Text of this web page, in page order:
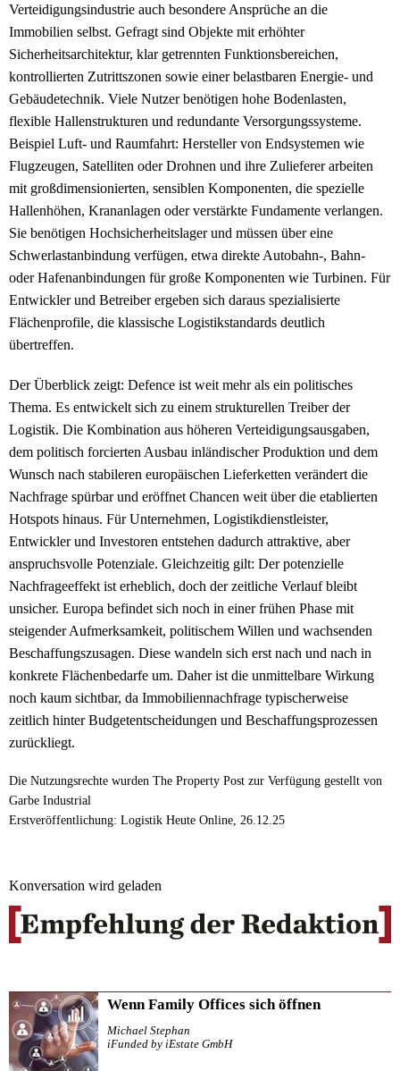
Verteidigungsindustrie auch besondere Ansprüche an die
Immobilien selbst. Gefragt sind Objekte mit erhöhter
Sicherheitsarchitektur, klar getrennten Funktionsbereichen,
kontrollierten Zutrittszonen sowie einer belastbaren Energie- und
Gebäudetechnik. Viele Nutzer benötigen hohe Bodenlasten,
flexible Hallenstrukturen und redundante Versorgungssysteme.
Beispiel Luft- und Raumfahrt: Hersteller von Endsystemen wie
Flugzeugen, Satelliten oder Drohnen und ihre Zulieferer arbeiten
mit großdimensionierten, sensiblen Komponenten, die spezielle
Hallenhöhen, Krananlagen oder verstärkte Fundamente verlangen.
Sie benötigen Hochsicherheitslager und müssen über eine
Schwerlastanbindung verfügen, etwa direkte Autobahn-, Bahn-
oder Hafenanbindungen für große Komponenten wie Turbinen. Für
Entwickler und Betreiber ergeben sich daraus spezialisierte
Flächenprofile, die klassische Logistikstandards deutlich
übertreffen.
Der Überblick zeigt: Defence ist weit mehr als ein politisches
Thema. Es entwickelt sich zu einem strukturellen Treiber der
Logistik. Die Kombination aus höheren Verteidigungsausgaben,
dem politisch forcierten Ausbau inländischer Produktion und dem
Wunsch nach stabileren europäischen Lieferketten verändert die
Nachfrage spürbar und eröffnet Chancen weit über die etablierten
Hotspots hinaus. Für Unternehmen, Logistikdienstleister,
Entwickler und Investoren entstehen dadurch attraktive, aber
anspruchsvolle Potenziale. Gleichzeitig gilt: Der potenzielle
Nachfrageeffekt ist erheblich, doch der zeitliche Verlauf bleibt
unsicher. Europa befindet sich noch in einer frühen Phase mit
steigender Aufmerksamkeit, politischem Willen und wachsenden
Beschaffungszusagen. Diese wandeln sich erst nach und nach in
konkrete Flächenbedarfe um. Daher ist die unmittelbare Wirkung
noch kaum sichtbar, da Immobiliennachfrage typischerweise
zeitlich hinter Budgetentscheidungen und Beschaffungsprozessen
zurückliegt.
Die Nutzungsrechte wurden The Property Post zur Verfügung gestellt von
Garbe Industrial
Erstveröffentlichung: Logistik Heute Online, 26.12.25
Konversation wird geladen
Wenn Family Offices sich öffnen
Michael Stephan
iFunded by iEstate GmbH